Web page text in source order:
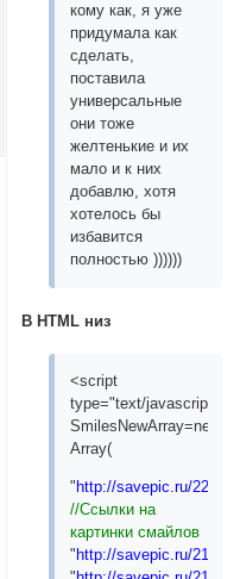
кому как, я уже
придумала как
сделать,
поставила
универсальные
они тоже
желтенькие и их
мало и к них
добавлю, хотя
хотелось бы
избавится
полностью ))))))
В HTML низ
<script
type="text/javascript">
SmilesNewArray=new
Array(
"http://savepic.ru/
//Ссылки на
картинки смайлов
"http://savepic.ru/